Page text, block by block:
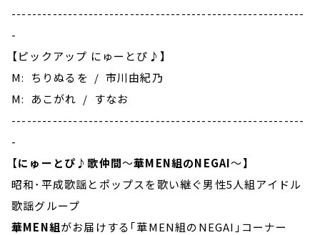
---------------------------------------------------------
-
【ピックアップ にゅーとぴ♪】
M: ちりぬるを / 市川由紀乃
M: あこがれ / すなお
---------------------------------------------------------
-
【にゅーとぴ♪歌仲間～華MEN組のNEGAI～】
昭和･平成歌謡とポップスを歌い継ぐ男性5人組アイドル
歌謡グループ
華MEN組がお届けする｢華MEN組のNEGAI｣コーナー